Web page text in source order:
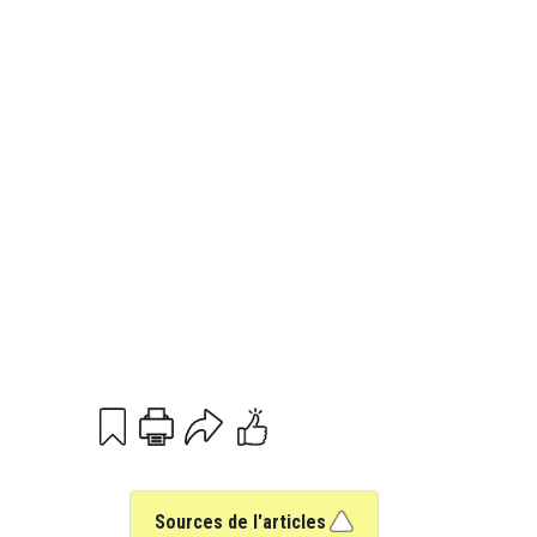
PrintEmail
Sources de l'articles